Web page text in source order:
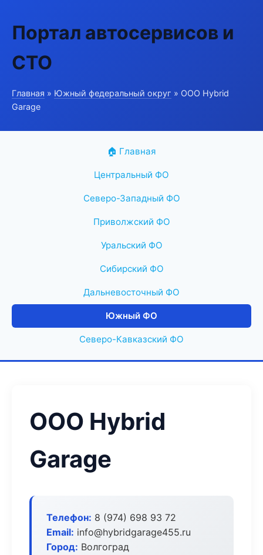
Портал автосервисов и
СТО
Главная » Южный федеральный округ » ООО Hybrid
Garage
🏠 Главная
Центральный ФО
Северо-Западный ФО
Приволжский ФО
Уральский ФО
Сибирский ФО
Дальневосточный ФО
Южный ФО
Северо-Кавказский ФО
ООО Hybrid
Garage
Телефон: 8 (974) 698 93 72
Email: info@hybridgarage455.ru
Город: Волгоград